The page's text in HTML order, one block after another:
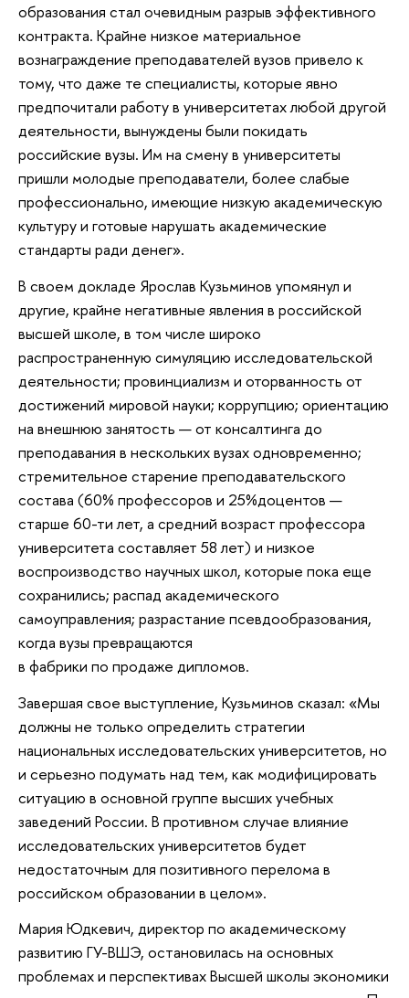
образования стал очевидным разрыв эффективного
контракта. Крайне низкое материальное
вознаграждение преподавателей вузов привело к
тому, что даже те специалисты, которые явно
предпочитали работу в университетах любой другой
деятельности, вынуждены были покидать
российские вузы. Им на смену в университеты
пришли молодые преподаватели, более слабые
профессионально, имеющие низкую академическую
культуру и готовые нарушать академические
стандарты ради денег».
В своем докладе Ярослав Кузьминов упомянул и
другие, крайне негативные явления в российской
высшей школе, в том числе широко
распространенную симуляцию исследовательской
деятельности; провинциализм и оторванность от
достижений мировой науки; коррупцию; ориентацию
на внешнюю занятость — от консалтинга до
преподавания в нескольких вузах одновременно;
стремительное старение преподавательского
состава (60% профессоров и 25%доцентов —
старше 60-ти лет, а средний возраст профессора
университета составляет 58 лет) и низкое
воспроизводство научных школ, которые пока еще
сохранились; распад академического
самоуправления; разрастание псевдообразования,
когда вузы превращаются
в фабрики по продаже дипломов.
Завершая свое выступление, Кузьминов сказал: «Мы
должны не только определить стратегии
национальных исследовательских университетов, но
и серьезно подумать над тем, как модифицировать
ситуацию в основной группе высших учебных
заведений России. В противном случае влияние
исследовательских университетов будет
недостаточным для позитивного перелома в
российском образовании в целом».
Мария Юдкевич, директор по академическому
развитию ГУ-ВШЭ, остановилась на основных
проблемах и перспективах Высшей школы экономики